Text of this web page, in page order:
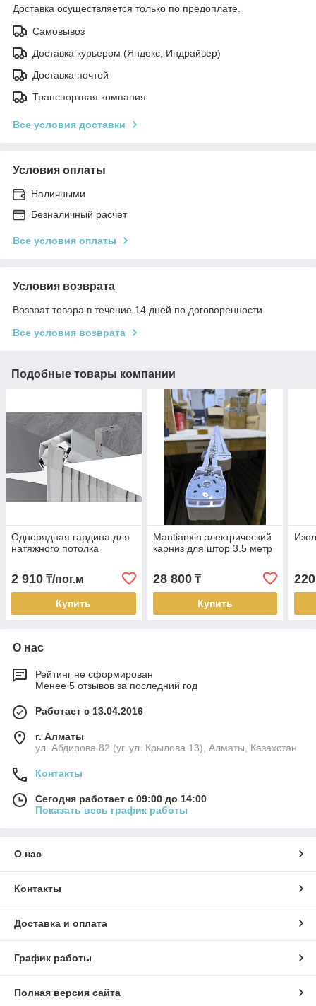
Доставка осуществляется только по предоплате.
Самовывоз
Доставка курьером (Яндекс, Индрайвер)
Доставка почтой
Транспортная компания
Все условия доставки
Условия оплаты
Наличными
Безналичный расчет
Все условия оплаты
Условия возврата
Возврат товара в течение 14 дней по договоренности
Все условия возврата
Подобные товары компании
Однорядная гардина для
натяжного потолка
2 910 ₸/пог.м
Купить
Mantianxin электрический
карниз для штор 3.5 метр
28 800₸
Купить
220
О нас
Рейтинг не сформирован
Менее 5 отзывов за последний год
Работает с 13.04.2016
г. Алматы
ул. Абдирова 82 (уг. ул. Крылова 13), Алматы, Казахстан
Контакты
Сегодня работает с 09:00 до 14:00
Показать весь график работы
О нас
Контакты
Доставка и оплата
График работы
Полная версия сайта